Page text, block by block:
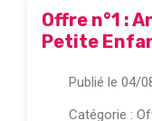
Offre n°1 :
Petite
Publié le 04/
Catégorie :